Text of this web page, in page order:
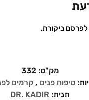
לפרסם ביקורת.
מק"ט: 332
טיפוח פנים , קרמים
תגית: DR. KADIR